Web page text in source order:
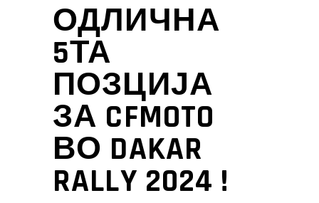
ОДЛИЧНА
5ТА
ПОЗЦИЈА
ЗА CFMOTO
ВО DAKAR
RALLY 2024 !